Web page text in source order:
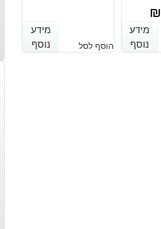
₪
מידע
נוסף
מידע
נוסף
מידע
נוסף
הוסף לסל
מידע
נוסף